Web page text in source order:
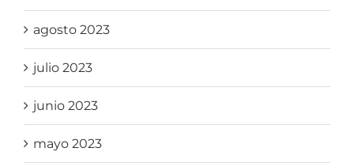
agosto 2023
julio 2023
junio 2023
mayo 2023